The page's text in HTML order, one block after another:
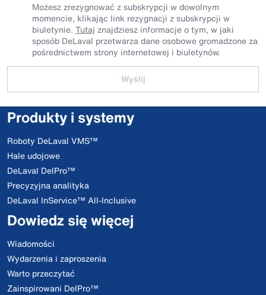
Możesz zrezygnować z subskrypcji w dowolnym
momencie, klikając link rezygnacji z subskrypcji w
biuletynie. Tutaj znajdziesz informacje o tym, w jaki
sposób DeLaval przetwarza dane osobowe gromadzone za
pośrednictwem strony internetowej i biuletynów.
Wyślij
Produkty i systemy
Roboty DeLaval VMS™
Hale udojowe
DeLaval DelPro™
Precyzyjna analityka
DeLaval InService™ All-Inclusive
Dowiedz się więcej
Wiadomości
Wydarzenia i zaproszenia
Warto przeczytać
Zainspirowani DelPro™